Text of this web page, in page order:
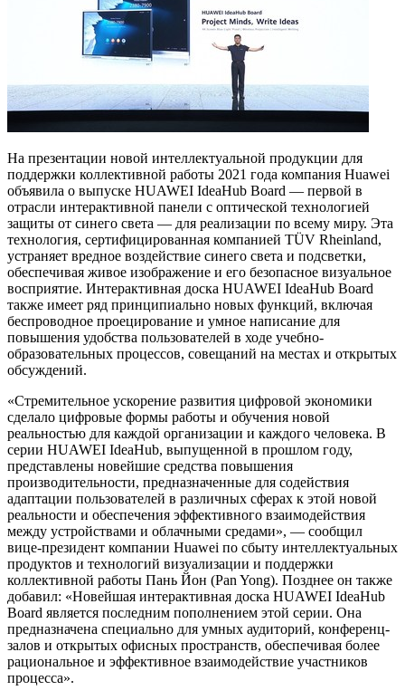
На презентации новой интеллектуальной продукции для
поддержки коллективной работы 2021 года компания Huawei
объявила о выпуске HUAWEI IdeaHub Board — первой в
отрасли интерактивной панели с оптической технологией
защиты от синего света — для реализации по всему миру. Эта
технология, сертифицированная компанией TÜV Rheinland,
устраняет вредное воздействие синего света и подсветки,
обеспечивая живое изображение и его безопасное визуальное
восприятие. Интерактивная доска HUAWEI IdeaHub Board
также имеет ряд принципиально новых функций, включая
беспроводное проецирование и умное написание для
повышения удобства пользователей в ходе учебно-
образовательных процессов, совещаний на местах и открытых
обсуждений.
«Стремительное ускорение развития цифровой экономики
сделало цифровые формы работы и обучения новой
реальностью для каждой организации и каждого человека. В
серии HUAWEI IdeaHub, выпущенной в прошлом году,
представлены новейшие средства повышения
производительности, предназначенные для содействия
адаптации пользователей в различных сферах к этой новой
реальности и обеспечения эффективного взаимодействия
между устройствами и облачными средами», — сообщил
вице-президент компании Huawei по сбыту интеллектуальных
продуктов и технологий визуализации и поддержки
коллективной работы Пань Йон (Pan Yong). Позднее он также
добавил: «Новейшая интерактивная доска HUAWEI IdeaHub
Board является последним пополнением этой серии. Она
предназначена специально для умных аудиторий, конференц-
залов и открытых офисных пространств, обеспечивая более
рациональное и эффективное взаимодействие участников
процесса».